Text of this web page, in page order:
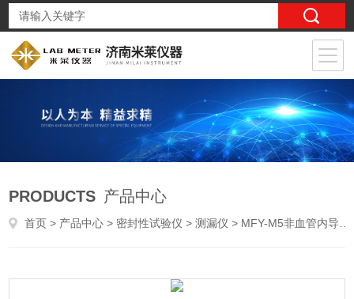
PRODUCTS 产品中心
首页 > 产品中心 > 密封性试验仪 >测漏仪 > MFY-M5非血管内导管耐吸引密封性检测仪